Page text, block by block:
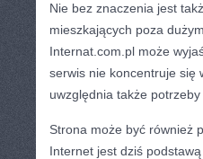
Nie bez znaczenia jest
mieszkających poza
Internat.com.pl może
serwis nie koncentruje się
uwzględnia także
Strona może być również
Internet jest dziś